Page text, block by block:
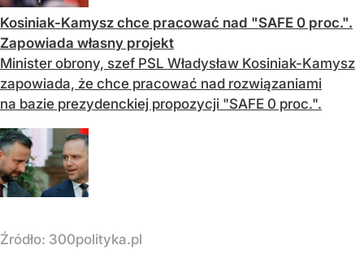
Kosiniak-Kamysz chce pracować nad "SAFE 0 proc.".
Zapowiada własny projekt
Minister obrony, szef PSL Władysław Kosiniak-Kamysz
zapowiada, że chce pracować nad rozwiązaniami
na bazie prezydenckiej propozycji "SAFE 0 proc.".
Źródło: 300polityka.pl